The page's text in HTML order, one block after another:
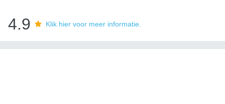
4.9 Klik hier voor meer informatie.